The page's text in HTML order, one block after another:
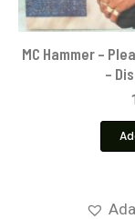
MC Hammer –
–